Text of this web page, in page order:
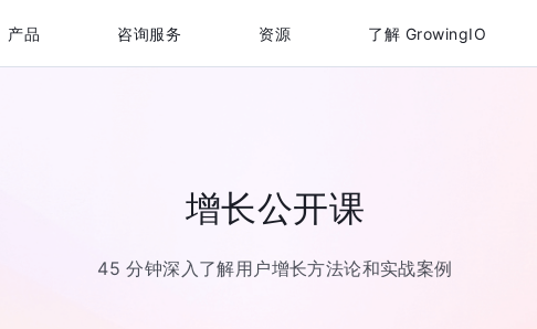
产品 咨询服务 资源 了解 GrowingIO
增长公开课
45 分钟深入了解用户增长方法论和实战案例